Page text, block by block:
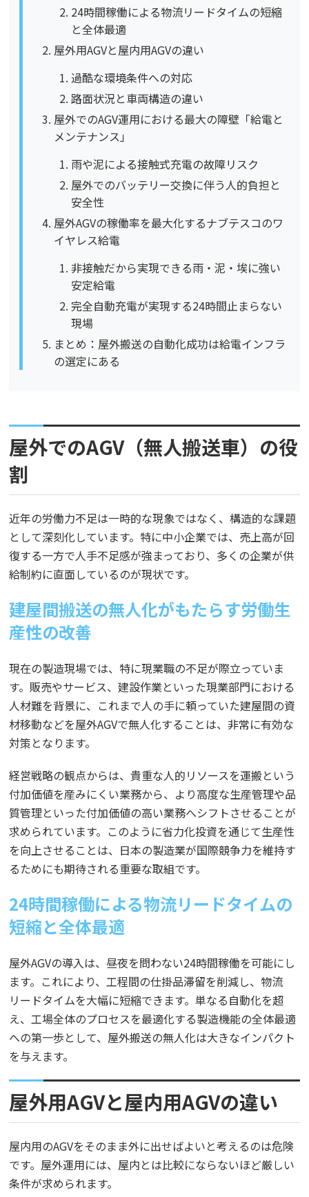
24時間稼働による物流リードタイムの短縮
と全体最適
屋外用AGVと屋内用AGVの違い
過酷な環境条件への対応
路面状況と車両構造の違い
屋外でのAGV運用における最大の障壁「給電と
メンテナンス」
雨や泥による接触式充電の故障リスク
屋外でのバッテリー交換に伴う人的負担と
安全性
屋外AGVの稼働率を最大化するナブテスコのワ
イヤレス給電
非接触だから実現できる雨・泥・埃に強い
安定給電
完全自動充電が実現する24時間止まらない
現場
まとめ：屋外搬送の自動化成功は給電インフラ
の選定にある
屋外でのAGV（無人搬送車）の役
割
近年の労働力不足は一時的な現象ではなく、構造的な課題
として深刻化しています。特に中小企業では、売上高が回
復する一方で人手不足感が強まっており、多くの企業が供
給制約に直面しているのが現状です。
建屋間搬送の無人化がもたらす労働生
産性の改善
現在の製造現場では、特に現業職の不足が際立っていま
す。販売やサービス、建設作業といった現業部門における
人材難を背景に、これまで人の手に頼っていた建屋間の資
材移動などを屋外AGVで無人化することは、非常に有効な
対策となります。
経営戦略の観点からは、貴重な人的リソースを運搬という
付加価値を産みにくい業務から、より高度な生産管理や品
質管理といった付加価値の高い業務へシフトさせることが
求められています。このように省力化投資を通じて生産性
を向上させることは、日本の製造業が国際競争力を維持す
るためにも期待される重要な取組です。
24時間稼働による物流リードタイムの
短縮と全体最適
屋外AGVの導入は、昼夜を問わない24時間稼働を可能にし
ます。これにより、工程間の仕掛品滞留を削減し、物流
リードタイムを大幅に短縮できます。単なる自動化を超
え、工場全体のプロセスを最適化する製造機能の全体最適
への第一歩として、屋外搬送の無人化は大きなインパクト
を与えます。
屋外用AGVと屋内用AGVの違い
屋内用のAGVをそのまま外に出せばよいと考えるのは危険
です。屋外運用には、屋内とは比較にならないほど厳しい
条件が求められます。